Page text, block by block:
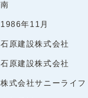
南
1986年11月
石原建設株式会社
石原建設株式会社
株式会社サニーライフ